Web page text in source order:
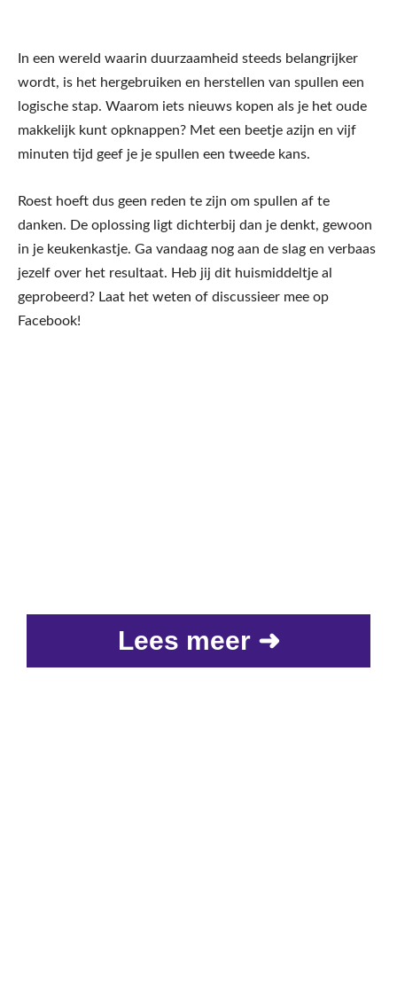
In een wereld waarin duurzaamheid steeds belangrijker
wordt, is het hergebruiken en herstellen van spullen een
logische stap. Waarom iets nieuws kopen als je het oude
makkelijk kunt opknappen? Met een beetje azijn en vijf
minuten tijd geef je je spullen een tweede kans.
Roest hoeft dus geen reden te zijn om spullen af te
danken. De oplossing ligt dichterbij dan je denkt, gewoon
in je keukenkastje. Ga vandaag nog aan de slag en verbaas
jezelf over het resultaat. Heb jij dit huismiddeltje al
geprobeerd? Laat het weten of discussieer mee op
Facebook!
Lees meer ➜